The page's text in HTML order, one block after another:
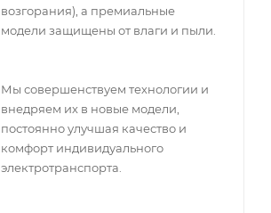
возгорания), а премиальные
модели защищены от влаги и пыли.
Мы совершенствуем технологии и
внедряем их в новые модели,
постоянно улучшая качество и
комфорт индивидуального
электротранспорта.